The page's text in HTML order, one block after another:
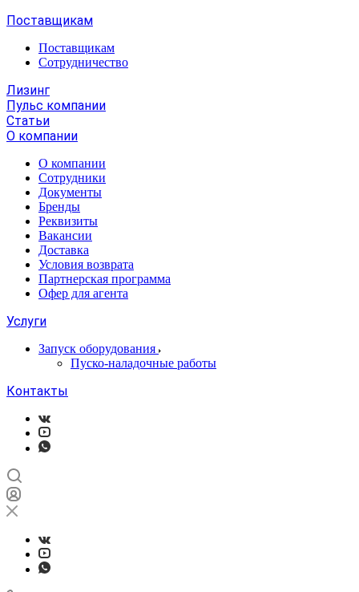
Поставщикам
Поставщикам
Сотрудничество
Лизинг
Пульс компании
Статьи
О компании
О компании
Сотрудники
Документы
Бренды
Реквизиты
Вакансии
Доставка
Условия возврата
Партнерская программа
Офер для агента
Услуги
Запуск оборудования
Пуско-наладочные работы
Контакты